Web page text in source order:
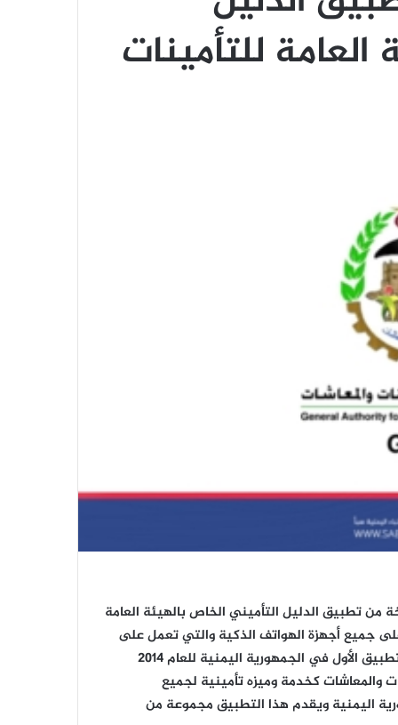
للتأمينات
من تطبيق الدليل التأميني الخاص بالهيئة العامة
جميع أجهزة الهواتف الذكية والتي تعمل على
نظام تشغيل أندرويد . ويعد هذا التطبيق الأول في الجمهورية اليمنية للعام 2014
والمعاشات كخدمة وميزه تأمينية لجميع
اليمنية ويقدم هذا التطبيق مجموعة من